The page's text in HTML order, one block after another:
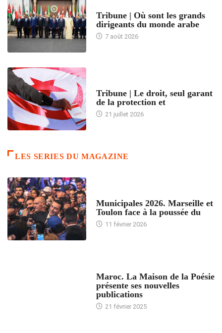
Tribune | Où sont les grands
dirigeants du monde arabe
7 août 2026
Tribune | Le droit, seul garant
de la protection et
21 juillet 2026
LES SERIES DU MAGAZINE
Municipales 2026. Marseille et
Toulon face à la poussée du
11 février 2026
Maroc. La Maison de la Poésie
présente ses nouvelles
publications
21 février 2025